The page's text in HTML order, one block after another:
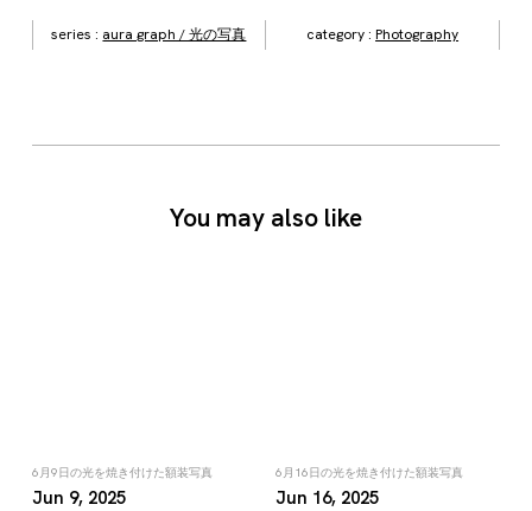
series : aura graph / 光の写真 category :Photography
You may also like
6月9日の光を焼き付けた額装写真
Jun 9, 2025
6月16日の光を焼き付けた額装写真
Jun 16, 2025